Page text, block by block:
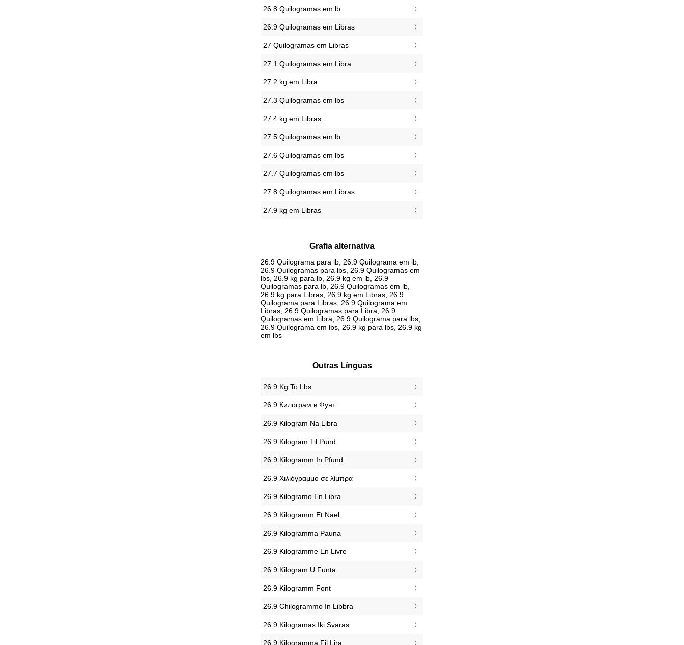
26.8 Quilogramas em lb
26.9 Quilogramas em Libras
27 Quilogramas em Libras
27.1 Quilogramas em Libra
27.2 kg em Libra
27.3 Quilogramas em lbs
27.4 kg em Libras
27.5 Quilogramas em lb
27.6 Quilogramas em lbs
27.7 Quilogramas em lbs
27.8 Quilogramas em Libras
27.9 kg em Libras
Grafia alternativa
26.9 Quilograma para lb, 26.9 Quilograma em lb,
26.9 Quilogramas para lbs, 26.9 Quilogramas em
lbs, 26.9 kg para lb, 26.9 kg em lb, 26.9
Quilogramas para lb, 26.9 Quilogramas em lb,
26.9 kg para Libras, 26.9 kg em Libras, 26.9
Quilograma para Libras, 26.9 Quilograma em
Libras, 26.9 Quilogramas para Libra, 26.9
Quilogramas em Libra, 26.9 Quilograma para lbs,
26.9 Quilograma em lbs, 26.9 kg para lbs, 26.9 kg
em lbs
Outras Línguas
‎26.9 Kg To Lbs
‎26.9 Килограм в Фунт
‎26.9 Kilogram Na Libra
‎26.9 Kilogram Til Pund
‎26.9 Kilogramm In Pfund
‎26.9 Χιλιόγραμμο σε λίμπρα
‎26.9 Kilogramo En Libra
‎26.9 Kilogramm Et Nael
‎26.9 Kilogramma Pauna
‎26.9 Kilogramme En Livre
‎26.9 Kilogram U Funta
‎26.9 Kilogramm Font
‎26.9 Chilogrammo In Libbra
‎26.9 Kilogramas Iki Svaras
‎26.9 Kilogramma Fil Lira